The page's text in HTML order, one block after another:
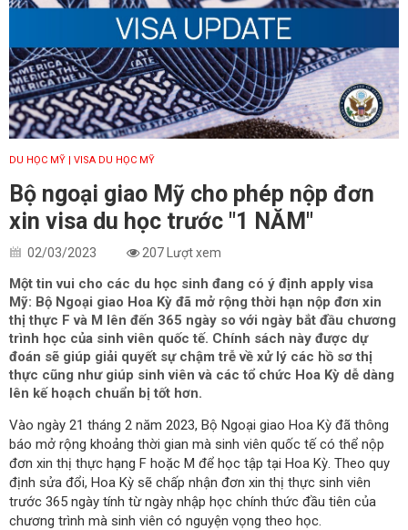
DU HỌC MỸ | VISA DU HỌC MỸ
Bộ ngoại giao Mỹ cho phép nộp đơn
xin visa du học trước "1 NĂM"
02/03/2023 207 Lượt xem
Một tin vui cho các du học sinh đang có ý định apply visa
Mỹ: Bộ Ngoại giao Hoa Kỳ đã mở rộng thời hạn nộp đơn xin
thị thực F và M lên đến 365 ngày so với ngày bắt đầu chương
trình học của sinh viên quốc tế. Chính sách này được dự
đoán sẽ giúp giải quyết sự chậm trễ về xử lý các hồ sơ thị
thực cũng như giúp sinh viên và các tổ chức Hoa Kỳ dễ dàng
lên kế hoạch chuẩn bị tốt hơn.
Vào ngày 21 tháng 2 năm 2023, Bộ Ngoại giao Hoa Kỳ đã thông
báo mở rộng khoảng thời gian mà sinh viên quốc tế có thể nộp
đơn xin thị thực hạng F hoặc M để học tập tại Hoa Kỳ. Theo quy
định sửa đổi, Hoa Kỳ sẽ chấp nhận đơn xin thị thực sinh viên
trước 365 ngày tính từ ngày nhập học chính thức đầu tiên của
chương trình mà sinh viên có nguyện vọng theo học.